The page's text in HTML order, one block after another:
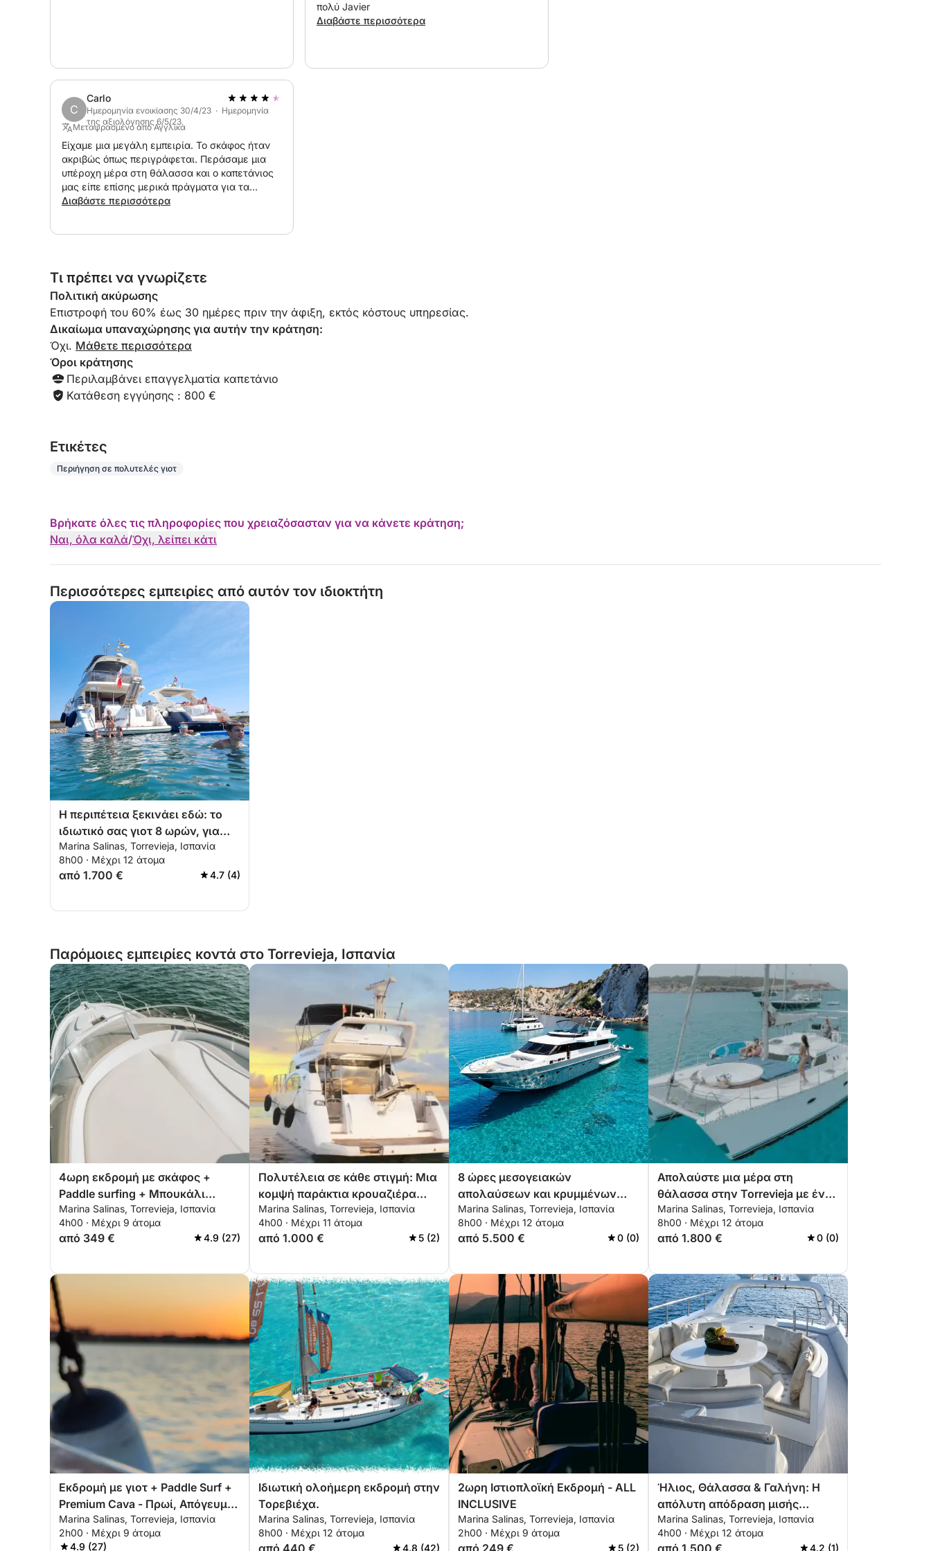
πολύ Javier
Διαβάστε περισσότερα
C
Carlo
Ημερομηνία ενοικίασης 30/4/23 · Ημερομηνία
της αξιολόγησης 6/5/23
Μεταφρασμένο από Αγγλικά
Είχαμε μια μεγάλη εμπειρία. Το σκάφος ήταν
ακριβώς όπως περιγράφεται. Περάσαμε μια
υπέροχη μέρα στη θάλασσα και ο καπετάνιος
μας είπε επίσης μερικά πράγματα για τα
διάφορα μέρη. Είχαμε επίσης την ευκαιρία να
Διαβάστε περισσότερα
Τι πρέπει να γνωρίζετε
Πολιτική ακύρωσης
Επιστροφή του 60% έως 30 ημέρες πριν την άφιξη, εκτός κόστους υπηρεσίας.
Δικαίωμα υπαναχώρησης για αυτήν την κράτηση:
Όχι. Μάθετε περισσότερα
Όροι κράτησης
Περιλαμβάνει επαγγελματία καπετάνιο
Κατάθεση εγγύησης : 800 €
Eτικέτες
Περιήγηση σε πολυτελές γιοτ
Βρήκατε όλες τις πληροφορίες που χρειαζόσασταν για να κάνετε κράτηση;
Ναι, όλα καλά/Όχι, λείπει κάτι
Περισσότερες εμπειρίες από αυτόν τον ιδιοκτήτη
Η περιπέτεια ξεκινάει εδώ: το
ιδιωτικό σας γιοτ 8 ωρών, για
έως και 12 άτομα, από τη
Μαρίνα Σαλίνας στην
Τορεβιέχα.
Marina Salinas, Torrevieja, Ισπανία
8h00 · Μέχρι 12 άτομα
από 1.700 € 4.7 (4)
Παρόμοιες εμπειρίες κοντά στο Torrevieja, Ισπανία
4ωρη εκδρομή με σκάφος +
Paddle surfing + Μπουκάλι
premium Cava - ALL INCLUSIVE
Marina Salinas, Torrevieja, Ισπανία
4h00 · Μέχρι 9 άτομα
από 349 € 4.9 (27)
Πολυτέλεια σε κάθε στιγμή: Μια
κομψή παράκτια κρουαζιέρα
στην Τορεβιέχα
Marina Salinas, Torrevieja, Ισπανία
4h00 · Μέχρι 11 άτομα
από 1.000 € 5 (2)
8 ώρες μεσογειακών
απολαύσεων και κρυμμένων
παράκτιων γωνιών
Marina Salinas, Torrevieja, Ισπανία
8h00 · Μέχρι 12 άτομα
από 5.500 € 0 (0)
Απολαύστε μια μέρα στη
θάλασσα στην Torrevieja με ένα
καταμαράν
Marina Salinas, Torrevieja, Ισπανία
8h00 · Μέχρι 12 άτομα
από 1.800 € 0 (0)
Εκδρομή με γιοτ + Paddle Surf +
Premium Cava - Πρωί, Απόγευμα
ή Ηλιοβασίλεμα - 2 Ώρες - ALL
INCLUSIVE
Marina Salinas, Torrevieja, Ισπανία
2h00 · Μέχρι 9 άτομα
4.9 (27)
Ιδιωτική ολοήμερη εκδρομή στην
Τορεβιέχα.
Marina Salinas, Torrevieja, Ισπανία
8h00 · Μέχρι 12 άτομα
από 440 € 4.8 (42)
2ωρη Ιστιοπλοϊκή Εκδρομή - ALL
INCLUSIVE
Marina Salinas, Torrevieja, Ισπανία
2h00 · Μέχρι 9 άτομα
από 249 € 5 (2)
Ήλιος, Θάλασσα & Γαλήνη: Η
απόλυτη απόδραση μισής
ημέρας στη Μεσόγειο
Marina Salinas, Torrevieja, Ισπανία
4h00 · Μέχρι 12 άτομα
από 1.500 € 4.2 (1)